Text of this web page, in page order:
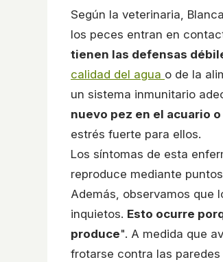
Según la veterinaria,
los peces entran en
tienen las defensas
calidad del agua o de la
un sistema inmunitario
nuevo pez en el acuario
estrés fuerte para ellos.
Los síntomas de esta
reproduce mediante
Además, observamos que
inquietos. Esto ocurre
produce". A medida que
frotarse contra las